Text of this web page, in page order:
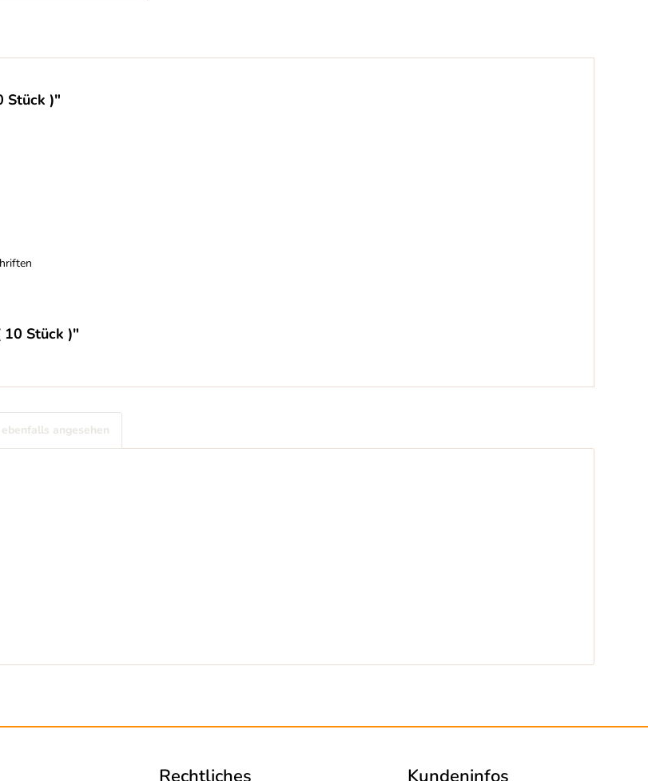
Stück )"
Stück )"
angesehen
Rechtliches Kundeninfos